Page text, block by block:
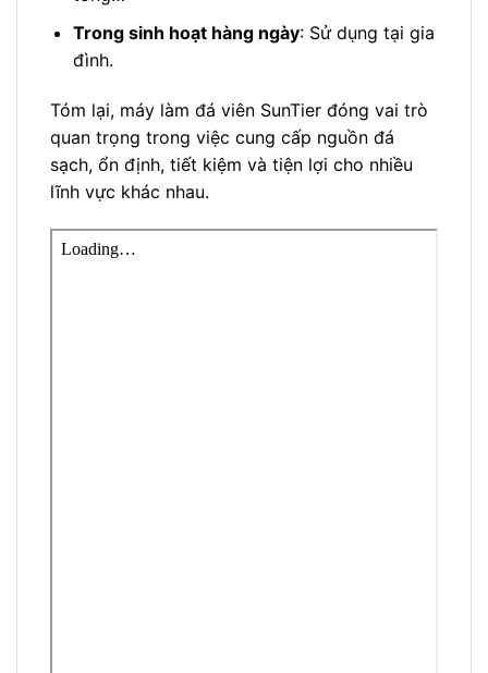
Trong sinh hoạt hàng ngày: Sử dụng tại gia
đình.
Tóm lại, máy làm đá viên SunTier đóng vai trò
quan trọng trong việc cung cấp nguồn đá
sạch, ổn định, tiết kiệm và tiện lợi cho nhiều
lĩnh vực khác nhau.